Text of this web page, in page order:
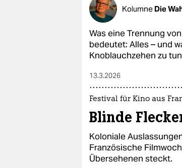
epaper login
Kolumne Die
Was eine Trennung
bedeutet: Alles – und
Knoblauchzehen zu
13.3.2026
Festival für Kino aus
Blinde
Koloniale
Französische
Übersehenen steckt.